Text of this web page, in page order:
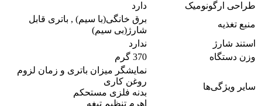
طراحی ارگونومیک
دارد
منبع تغذیه
برق خانگی(با سیم) , باتری قابل
شارژ(بی سیم)
استند شارژ
ندارد
وزن دستگاه
370 گرم
سایر ویژگی‌ها
نمایشگر میزان باتری و زمان لزوم
روغن کاری
بدنه فلزی مستحکم
اهرم تنظیم تیغه